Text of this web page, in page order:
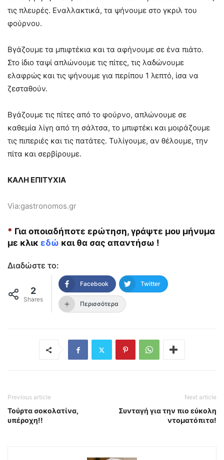
τις πλευρές. Εναλλακτικά, τα ψήνουμε στο γκριλ του
φούρνου.
Βγάζουμε τα μπιφτέκια και τα αφήνουμε σε ένα πιάτο.
Στο ίδιο ταψί απλώνουμε τις πίτες, τις λαδώνουμε
ελαφρώς και τις ψήνουμε για περίπου 1 λεπτό, ίσα να
ζεσταθούν.
Βγάζουμε τις πίτες από το φούρνο, απλώνουμε σε
καθεμία λίγη από τη σάλτσα, το μπιφτέκι και μοιράζουμε
τις πιπεριές και τις πατάτες. Τυλίγουμε, αν θέλουμε, την
πίτα και σερβίρουμε.
ΚΑΛΗ ΕΠΙΤΥΧΙΑ
Via:gastronomos.gr
* Για οποιαδήποτε ερώτηση, γράψτε μου μήνυμα
με κλικ εδώ και θα σας απαντήσω !
Διαδώστε το:
2
Shares
Facebook Twitter
Περισσότερα
Previous article
Τούρτα σοκολατίνα,
υπέροχη!!
Next article
Συνταγή για την πιο εύκολη
ντοματόπιτα!